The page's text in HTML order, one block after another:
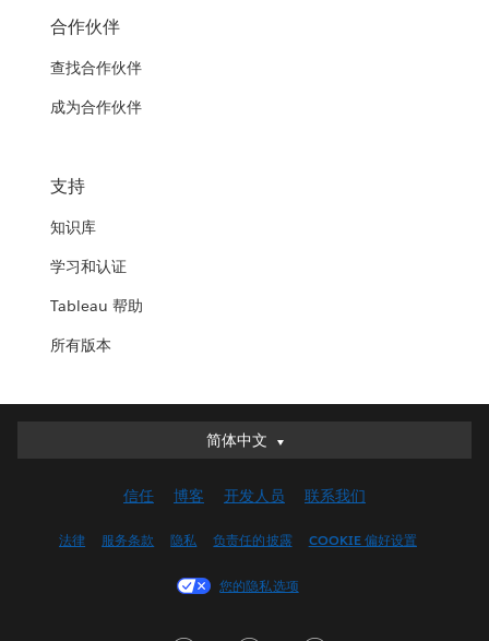
合作伙伴
查找合作伙伴
成为合作伙伴
支持
知识库
学习和认证
Tableau 帮助
所有版本
简体中文
简体中文
English (UK)
Français (Canada)
信任 博客 开发人员 联系我们
法律 服务条款 隐私 负责任的披露 COOKIE 偏好设置
您的隐私选项